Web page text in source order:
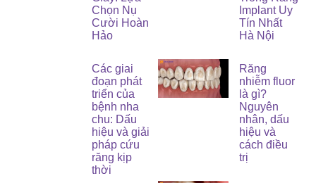
Chọn Nụ
Cười Hoàn
Hảo
Implant Uy
Tín Nhất
Hà Nội
Các giai
đoạn phát
triển của
bệnh nha
chu: Dấu
hiệu và giải
pháp cứu
răng kịp
thời
Răng
nhiễm fluor
là gì?
Nguyên
nhân, dấu
hiệu và
cách điều
trị